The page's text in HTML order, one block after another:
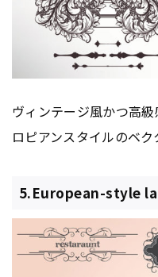
ヴィンテージ風かつ高
ロピアンスタイルのベク
5.European-style